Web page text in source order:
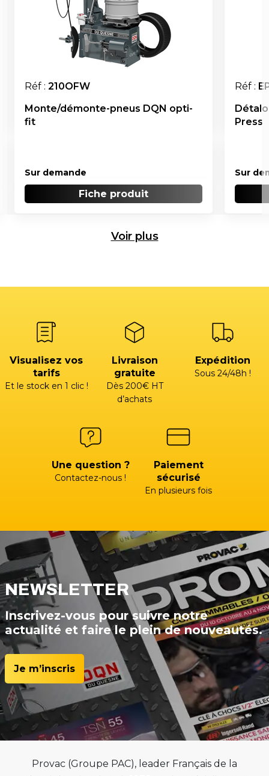
Réf : 210OFW
Monte/démonte-pneus DQN opti-
fit
Sur demande
Fiche produit
Réf :
Press
Sur
Voir plus
Visualisez vos
tarifs
Et le stock en 1 clic !
Livraison
gratuite
Dès 200€ HT
d’achats
Expédition
Sous 24/48h !
Une question ?
Contactez-nous !
Paiement
sécurisé
En plusieurs fois
NEWSLETTER
Inscrivez-vous pour suivre notre
actualité et faire le plein de nouveautés.
Je m’inscris
Provac (Groupe PAC), leader Français de la